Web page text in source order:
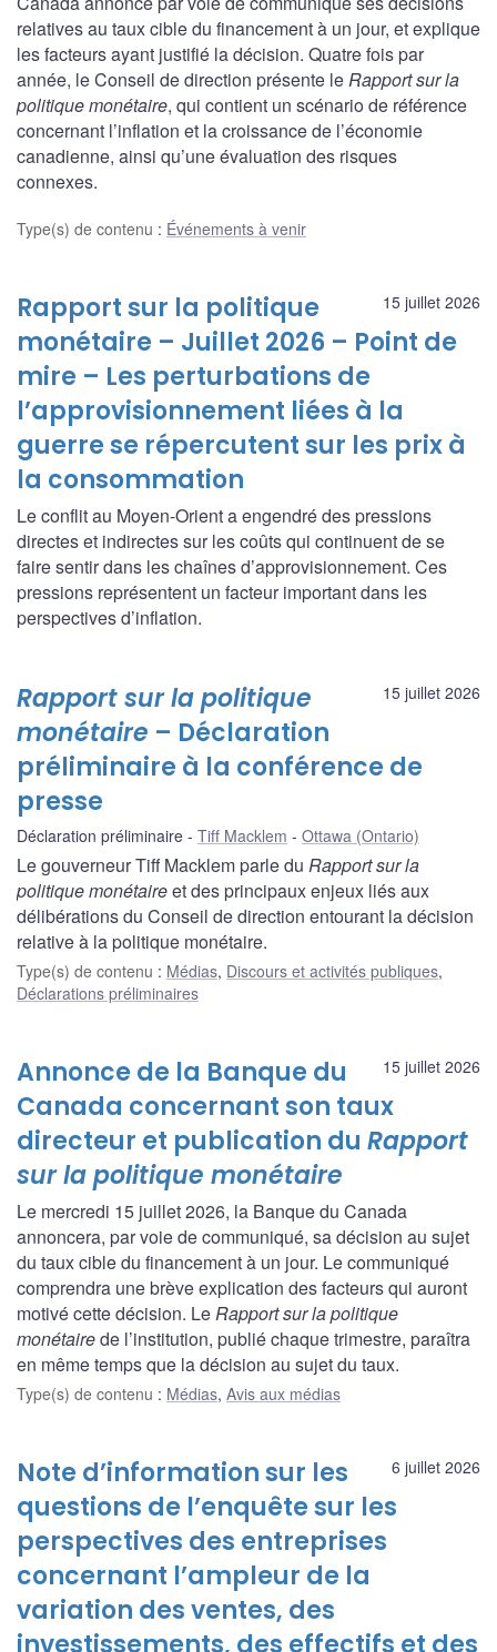
relatives au taux cible du financement à un jour, et explique
les facteurs ayant justifié la décision. Quatre fois par
année, le Conseil de direction présente leRapport sur la
politique monétaire, qui contient un scénario de référence
concernant l’inflation et la croissance de l’économie
canadienne, ainsi qu’une évaluation des risques
connexes.
Type(s) de contenu : Événements à venir
15 juillet 2026
Rapport sur la politique
monétaire – Juillet 2026 – Point de
mire – Les perturbations de
l’approvisionnement liées à la
guerre se répercutent sur les prix à
la consommation
Le conflit au Moyen-Orient a engendré des pressions
directes et indirectes sur les coûts qui continuent de se
faire sentir dans les chaînes d’approvisionnement. Ces
pressions représentent un facteur important dans les
perspectives d’inflation.
15 juillet 2026
Rapport sur la politique
monétaire – Déclaration
préliminaire à la conférence de
presse
Déclaration préliminaire Tiff Macklem Ottawa (Ontario)
Le gouverneur Tiff Macklem parle du Rapport sur la
politique monétaireet des principaux enjeux liés aux
délibérations du Conseil de direction entourant la décision
relative à la politique monétaire.
Type(s) de contenu : Médias, Discours et activités publiques,
Déclarations préliminaires
15 juillet 2026
Annonce de la Banque du
Canada concernant son taux
directeur et publication du Rapport
sur la politique monétaire
Le mercredi 15 juillet 2026, la Banque du Canada
annoncera, par voie de communiqué, sa décision au sujet
du taux cible du financement à un jour. Le communiqué
comprendra une brève explication des facteurs qui auront
motivé cette décision. LeRapport sur la politique
monétairede l’institution, publié chaque trimestre, paraîtra
en même temps que la décision au sujet du taux.
Type(s) de contenu : Médias, Avis aux médias
6 juillet 2026
Note d’information sur les
questions de l’enquête sur les
perspectives des entreprises
concernant l’ampleur de la
variation des ventes, des
investissements, des effectifs et des